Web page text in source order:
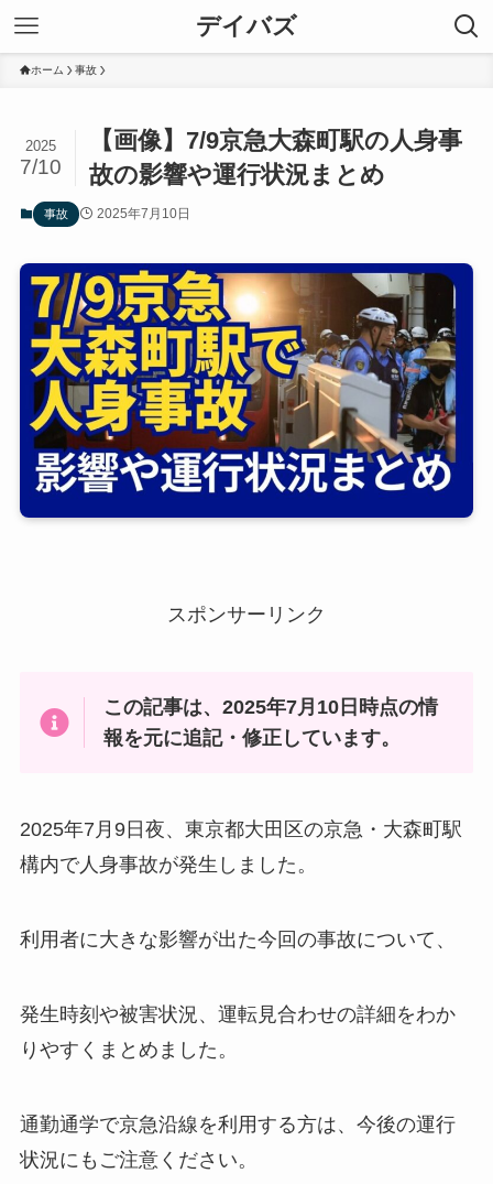
デイバズ
ホーム 事故
【画像】7/9京急大森町駅の人身事
故の影響や運行状況まとめ
2025
7/10
事故 2025年7月10日
スポンサーリンク
この記事は、2025年7月10日時点の情
報を元に追記・修正しています。
2025年7月9日夜、東京都大田区の京急・大森町駅
構内で人身事故が発生しました。
利用者に大きな影響が出た今回の事故について、
発生時刻や被害状況、運転見合わせの詳細をわか
りやすくまとめました。
通勤通学で京急沿線を利用する方は、今後の運行
状況にもご注意ください。